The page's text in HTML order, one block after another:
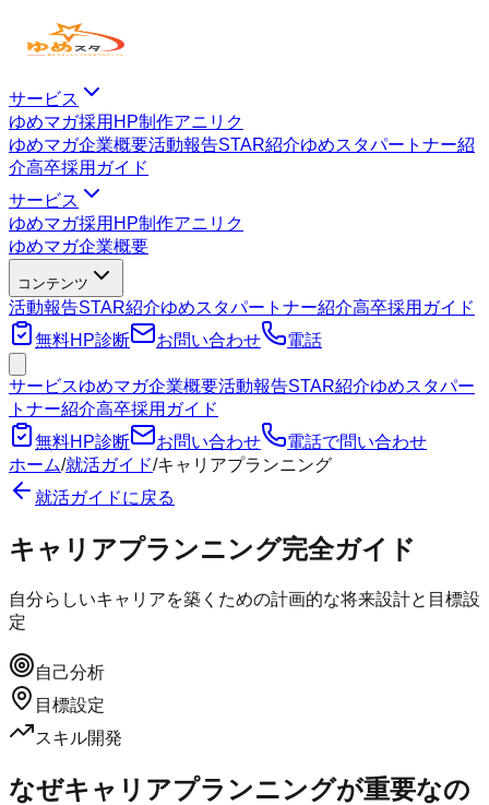
サービス
ゆめマガ採用HP制作アニリク
ゆめマガ企業概要活動報告STAR紹介ゆめスタパートナー紹
介高卒採用ガイド
サービス
ゆめマガ採用HP制作アニリク
ゆめマガ企業概要
コンテンツ
活動報告STAR紹介ゆめスタパートナー紹介高卒採用ガイド
無料HP診断
お問い合わせ 電話
サービスゆめマガ企業概要活動報告STAR紹介ゆめスタパー
トナー紹介高卒採用ガイド
無料HP診断
お問い合わせ
電話で問い合わせ
ホーム/就活ガイド/キャリアプランニング
就活ガイドに戻る
キャリアプランニング完全ガイド
自分らしいキャリアを築くための計画的な将来設計と目標設
定
自己分析
目標設定
スキル開発
なぜキャリアプランニングが重要なの